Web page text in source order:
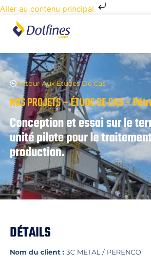
Aller au contenu principal
Retour Aux Études De Cas
NOS PROJETS – ÉTUDE DE CAS –
Conception et essai sur le
unité pilote pour le
production.
DÉTAILS
Nom du client : 3C METAL / PERENCO